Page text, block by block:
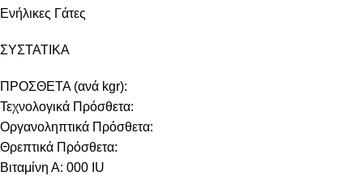
Ενήλικες Γάτες
ΣΥΣΤΑΤΙΚΑ
ΠΡΟΣΘΕΤΑ (ανά kgr):
Τεχνολογικά Πρόσθετα:
Οργανοληπτικά Πρόσθετα:
Θρεπτικά Πρόσθετα:
Βιταμίνη Α: 000 IU